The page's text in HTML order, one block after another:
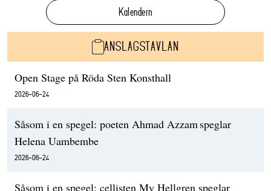
Kalendern
ANSLAGSTAVLAN
Open Stage på Röda Sten Konsthall
2026-06-24
Såsom i en spegel: poeten Ahmad Azzam speglar
Helena Uambembe
2026-06-24
Såsom i en spegel: cellisten My Hellgren speglar